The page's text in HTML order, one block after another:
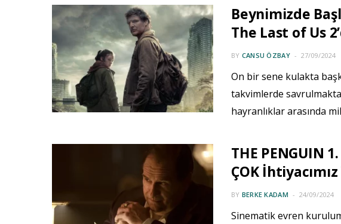
Beynimizde
The Last of Us
BY CANSU ÖZBAY 27/09/2024
On bir sene kulakta
takvimlerde
hayranlıklar arasında
THE PENGUIN
ÇOK
BY BERKE KADAM 24/09/2024
Sinematik evren